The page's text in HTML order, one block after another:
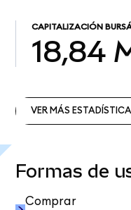
CAPITALIZACIÓN
18,84
VER MÁS
Formas de
Comprar